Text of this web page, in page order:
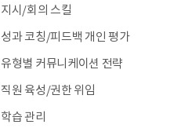
지시/회의 스킬
성과 코칭/피드백 개인 평가
유형별 커뮤니케이션 전략
직원 육성/권한 위임
학습 관리